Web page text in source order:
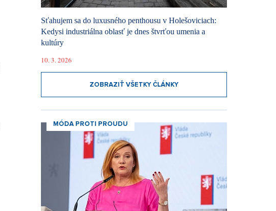
Sťahujem sa do luxusného penthousu v Holešoviciach:
Kedysi industriálna oblasť je dnes štvrťou umenia a
kultúry
10. 3. 2026
ZOBRAZIŤ VŠETKY ČLÁNKY
MÓDA PROTI PROUDU